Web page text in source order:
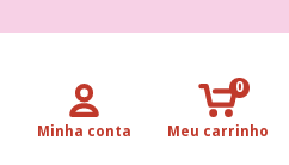
Minha conta Meu carrinho
0